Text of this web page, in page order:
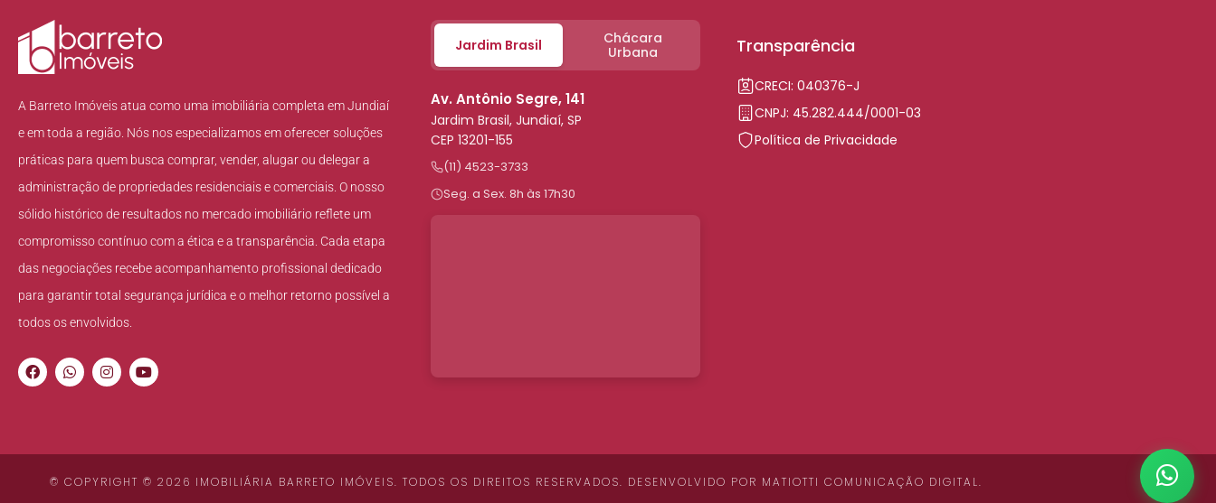
A Barreto Imóveis atua como uma imobiliária completa em Jundiaí
e em toda a região. Nós nos especializamos em oferecer soluções
práticas para quem busca comprar, vender, alugar ou delegar a
administração de propriedades residenciais e comerciais. O nosso
sólido histórico de resultados no mercado imobiliário reflete um
compromisso contínuo com a ética e a transparência. Cada etapa
das negociações recebe acompanhamento profissional dedicado
para garantir total segurança jurídica e o melhor retorno possível a
todos os envolvidos.
Jardim Brasil
Chácara
Urbana
Av. Antônio Segre, 141
Jardim Brasil, Jundiaí, SP
CEP 13201-155
(11) 4523-3733
Seg. a Sex. 8h às 17h30
Transparência
CRECI: 040376-J
CNPJ: 45.282.444/0001-03
Política de Privacidade
© COPYRIGHT © 2026 IMOBILIÁRIA BARRETO IMÓVEIS. TODOS OS DIREITOS RESERVADOS. DESENVOLVIDO POR MATIOTTI COMUNICAÇÃO DIGITAL.